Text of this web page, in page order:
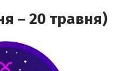
– 20 травня)